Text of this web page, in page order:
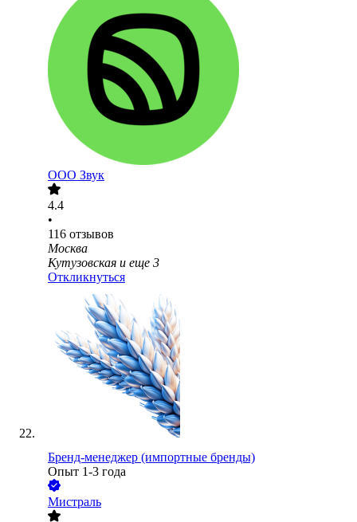
ООО Звук
4.4
•
116 отзывов
Москва
Кутузовская и еще 3
Откликнуться
Бренд-менеджер (импортные бренды)
Опыт 1-3 года
Мистраль